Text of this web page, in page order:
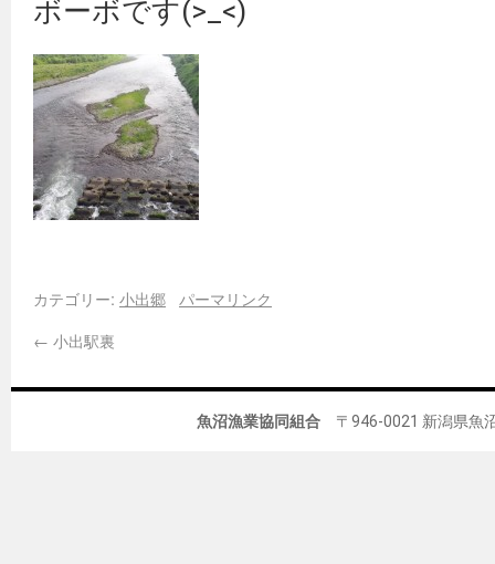
ボーボです(>_<)
カテゴリー: 小出郷
パーマリンク
← 小出駅裏
魚沼漁業協同組合 〒946-0021 新潟県魚